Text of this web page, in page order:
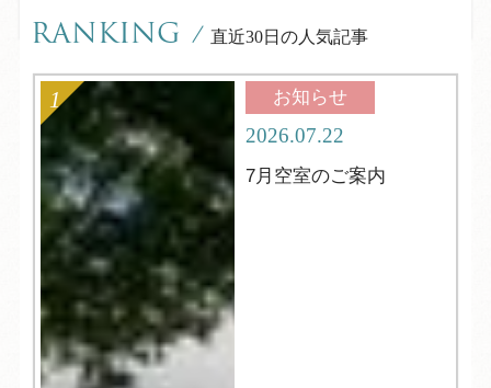
RANKING / 直近30日の人気記事
お知らせ
2026.07.22
7月空室のご案内